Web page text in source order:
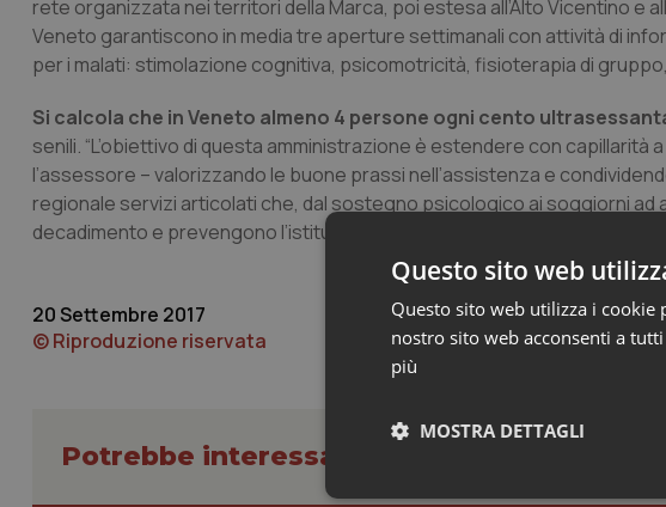
rete organizzata nei territori della Marca, poi estesa all’Alto Vicentino e
Veneto garantiscono in media tre aperture settimanali con attività di
per i malati: stimolazione cognitiva, psicomotricità, fisioterapia di
Si calcola che in Veneto almeno 4 persone ogni cento
senili. “L’obiettivo di questa amministrazione è estendere con capillarità
l’assessore – valorizzando le buone prassi nell’assistenza e
regionale servizi articolati che, dal sostegno psicologico ai soggiorni
decadimento e prevengono l’istituzionalizzazione della persona anziana
20 Settembre 2017
© Riproduzione riservata
Potrebbe interessarti in Regioni e Asl
Questo sito web
Questo sito web utilizza i cookie
nostro sito web acconsenti a
più
MOSTRA DETTAGLI